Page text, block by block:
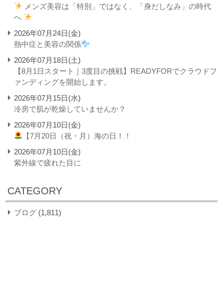
メンズ美容は「特別」ではなく、「身だしなみ」の時代
へ
2026年07月24日(金)
熱中症と美容の関係
2026年07月18日(土)
【8月1日スタート｜3度目の挑戦】READYFORでクラウドフ
ァンディングを開始します。
2026年07月15日(水)
冷房で肌が乾燥していませんか？
2026年07月10日(金)
【7月20日（祝・月）海の日！！
2026年07月10日(金)
紫外線で疲れた目に
CATEGORY
ブログ (1,811)